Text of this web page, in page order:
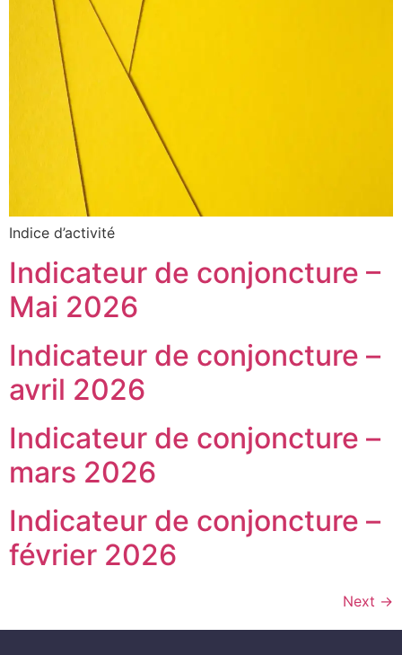
Indice d’activité
Indicateur de conjoncture –
Mai 2026
Indicateur de conjoncture –
avril 2026
Indicateur de conjoncture –
mars 2026
Indicateur de conjoncture –
février 2026
Next →